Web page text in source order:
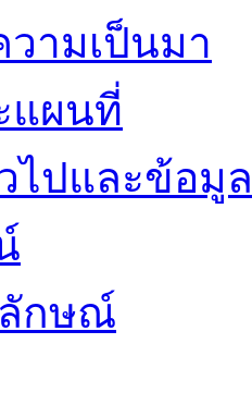
ามเป็นมา
แผนที่
ไปและข้อมู
กษณ์